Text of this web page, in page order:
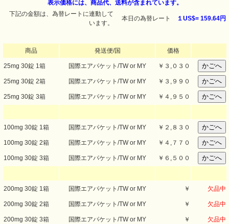
表示価格には、商品代、送料が含まれています。
下記の金額は、為替レートに連動して
います。
本日の為替レート １US$= 159.64円
商品 発送便/国 価格
25mg 30錠 1箱 国際エアパケット/TW or MY ￥ ３,０３０
25mg 30錠 2箱 国際エアパケット/TW or MY ￥ ３,９９０
25mg 30錠 3箱 国際エアパケット/TW or MY ￥ ４,９５０
100mg 30錠 1箱 国際エアパケット/TW or MY ￥ ２,８３０
100mg 30錠 2箱 国際エアパケット/TW or MY ￥ ４,７７０
100mg 30錠 3箱 国際エアパケット/TW or MY ￥ ６,５００
200mg 30錠 1箱 国際エアパケット/TW or MY ￥ 欠品中
200mg 30錠 2箱 国際エアパケット/TW or MY ￥ 欠品中
200mg 30錠 3箱 国際エアパケット/TW or MY ￥ 欠品中